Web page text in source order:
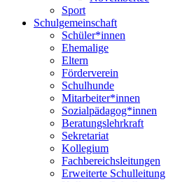
Sport
Schulgemeinschaft
Schüler*innen
Ehemalige
Eltern
Förderverein
Schulhunde
Mitarbeiter*innen
Sozialpädagog*innen
Beratungslehrkraft
Sekretariat
Kollegium
Fachbereichsleitungen
Erweiterte Schulleitung